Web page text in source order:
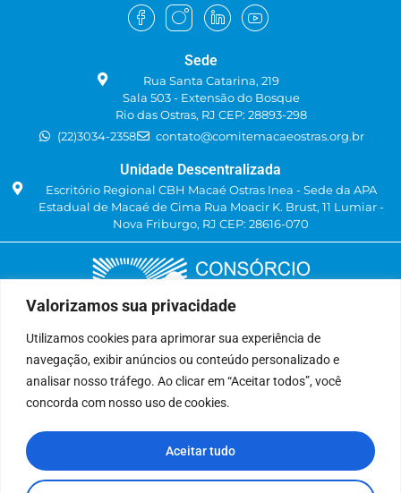
Valorizamos sua privacidade
Utilizamos cookies para aprimorar sua experiência de
navegação, exibir anúncios ou conteúdo personalizado e
analisar nosso tráfego. Ao clicar em “Aceitar todos”, você
concorda com nosso uso de cookies.
Aceitar tudo
Sede
Rua Santa Catarina, 219
Sala 503 - Extensão do Bosque
Rio das Ostras, RJ CEP: 28893-298
(22)3034-2358
contato@comitemacaeostras.org.br
Unidade Descentralizada
Escritório Regional CBH Macaé Ostras Inea - Sede da APA
Estadual de Macaé de Cima Rua Moacir K. Brust, 11 Lumiar -
Nova Friburgo, RJ CEP: 28616-070
Delegatária (CILSJ)
Rua: Avenida Um, n° 01, Lote 01, Quadra 11
Bairro: Jardins de São Pedro
São Pedro da Aldeia, RJ
(22) 9 8841-2358